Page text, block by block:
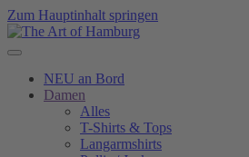
Zum Hauptinhalt springen
NEU an Bord
Damen
Alles
T-Shirts & Tops
Langarmshirts